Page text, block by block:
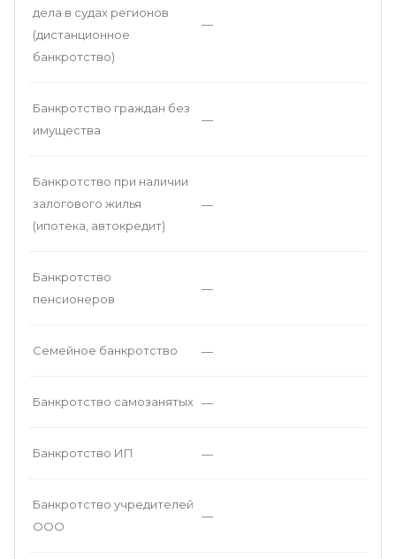
дела в судах регионов
(дистанционное
банкротство)
—
Банкротство граждан без
имущества
—
Банкротство при наличии
залогового жилья
(ипотека, автокредит)
—
Банкротство
пенсионеров
—
Семейное банкротство —
Банкротство самозанятых —
Банкротство ИП —
Банкротство учредителей
ООО
—